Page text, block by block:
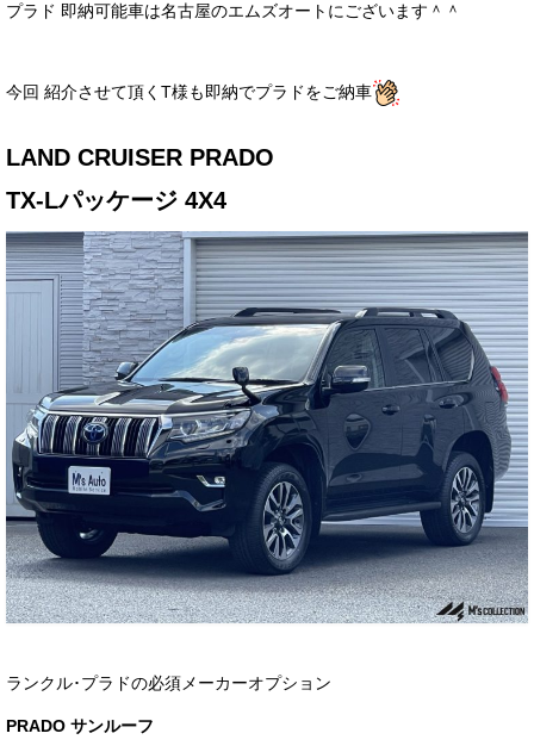
買取のご案内
会社概要
トップメッセージ
スタッフ紹介
ブログ
イベント
ニュース
スタッフブログ
お問い合わせ
メールフォーム
プラド 即納可能車は名古屋のエムズオートにございます＾＾
今回 紹介させて頂くT様も即納でプラドをご納車
LAND CRUISER PRADO
TX-Lパッケージ 4X4
ランクル･プラドの必須メーカーオプション
PRADO サンルーフ